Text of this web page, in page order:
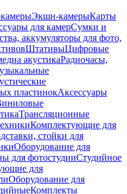
Экшн-камерыКарты
для камерСумки и
аккумуляторы для фото,
ШтативыЦифровые
акустикаРадиочасы,
пластинокАксессуары
Трансляционные
Комплектующие для
стойки для
Оборудование для
для фотостудииСтудийное
для
Оборудование для
Комплекты